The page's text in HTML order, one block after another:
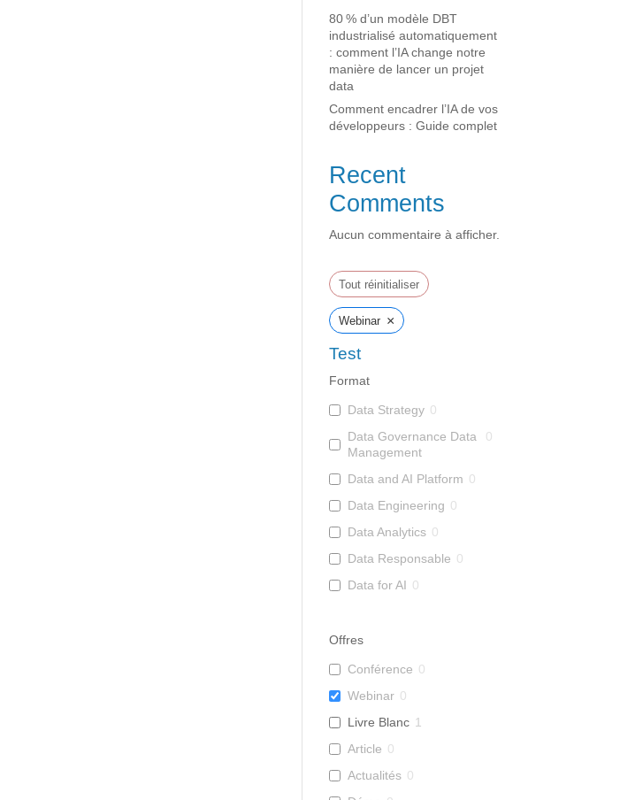
80 % d’un modèle DBT
industrialisé automatiquement
: comment l’IA change notre
manière de lancer un projet
data
Comment encadrer l’IA de vos
développeurs : Guide complet
Recent
Comments
Aucun commentaire à afficher.
Tout réinitialiser
Webinar ×
Test
Format
Data Strategy 0
Data Governance Data
Management
0
Data and AI Platform 0
Data Engineering 0
Data Analytics 0
Data Responsable 0
Data for AI 0
Offres
Conférence 0
Webinar 0
Livre Blanc 1
Article 0
Actualités 0